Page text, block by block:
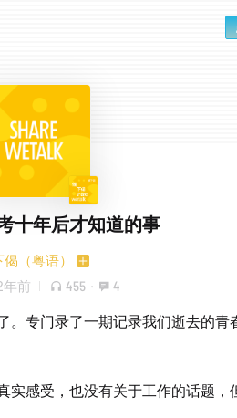
十年后才知道的事
（粤语）
年前 455 · 4
。专门录了一期记录我们逝去的青
实感受，也没有关于工作的话题，